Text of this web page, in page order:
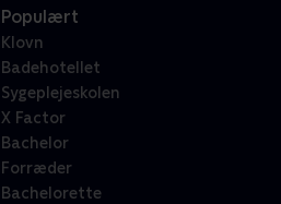
Populært
Klovn
Badehotellet
Sygeplejeskolen
X Factor
Bachelor
Forræder
Bachelorette